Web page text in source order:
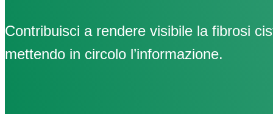
Contribuisci a rendere visibile la fibrosi
mettendo in circolo l’informazione.